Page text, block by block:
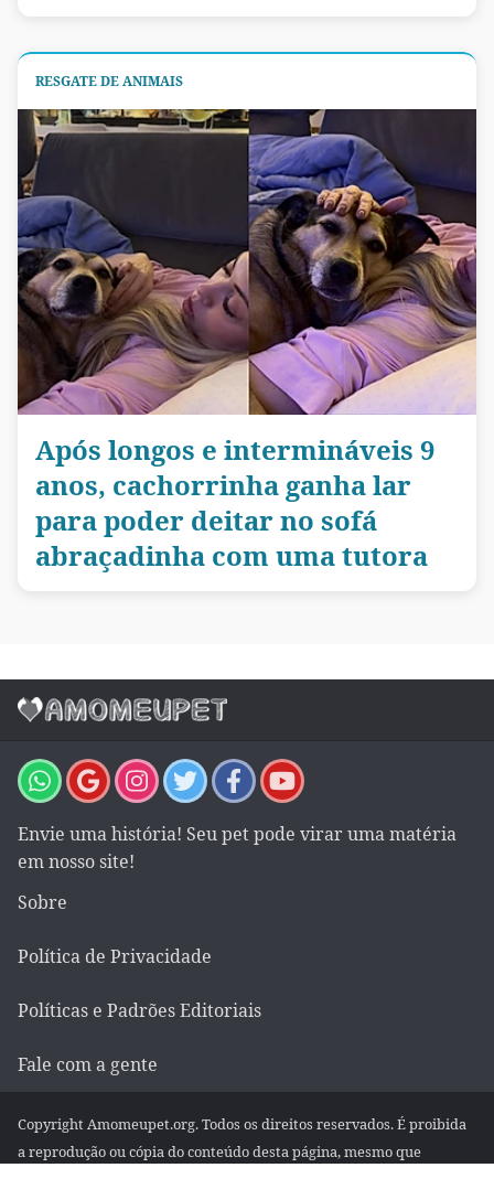
RESGATE DE ANIMAIS
Após longos e intermináveis 9
anos, cachorrinha ganha lar
para poder deitar no sofá
abraçadinha com uma tutora
Envie uma história! Seu pet pode virar uma matéria
em nosso site!
Sobre
Política de Privacidade
Políticas e Padrões Editoriais
Fale com a gente
Copyright Amomeupet.org. Todos os direitos reservados. É proibida
a reprodução ou cópia do conteúdo desta página, mesmo que